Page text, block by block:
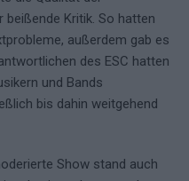
Kritik. So hatten
außerdem gab es
des ESC hatten
und Bands
bis dahin weitgehend
Show stand auch